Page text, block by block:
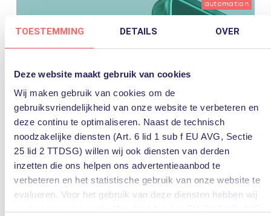
TOESTEMMING DETAILS OVER
Deze website maakt gebruik van cookies
Wij maken gebruik van cookies om de
gebruiksvriendelijkheid van onze website te verbeteren en
deze continu te optimaliseren. Naast de technisch
noodzakelijke diensten (Art. 6 lid 1 sub f EU AVG, Sectie
25 lid 2 TTDSG) willen wij ook diensten van derden
inzetten die ons helpen ons advertentieaanbod te
verbeteren en het statistische gebruik van onze website te
evalueren. Voor het gebruik van deze diensten hebben wij
automation
29 maart 2023
Chat GPT of Cheat GPT – hoe
beinvloedt dit het werk van IT’ers
In deze CTO Office Update bespreken Ward van den
Heuvel en Peter van der Meijden hoe ChatGPT het